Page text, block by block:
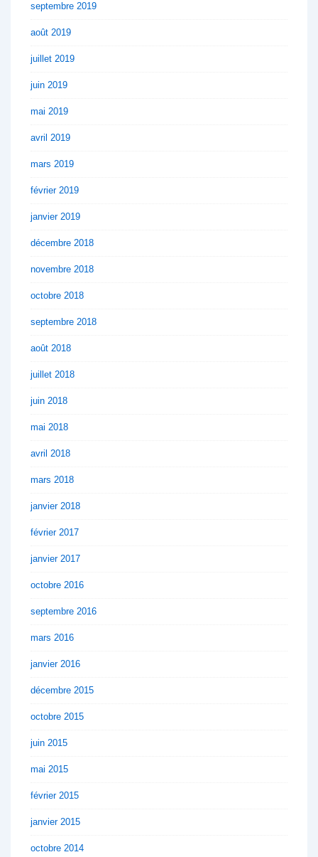
septembre 2019
août 2019
juillet 2019
juin 2019
mai 2019
avril 2019
mars 2019
février 2019
janvier 2019
décembre 2018
novembre 2018
octobre 2018
septembre 2018
août 2018
juillet 2018
juin 2018
mai 2018
avril 2018
mars 2018
janvier 2018
février 2017
janvier 2017
octobre 2016
septembre 2016
mars 2016
janvier 2016
décembre 2015
octobre 2015
juin 2015
mai 2015
février 2015
janvier 2015
octobre 2014